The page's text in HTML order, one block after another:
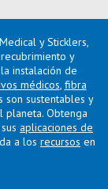
y Sticklers,
y
instalación de
médicos, fibra
son sustentables y
planeta. Obtenga
aplicaciones de
a los recursos en